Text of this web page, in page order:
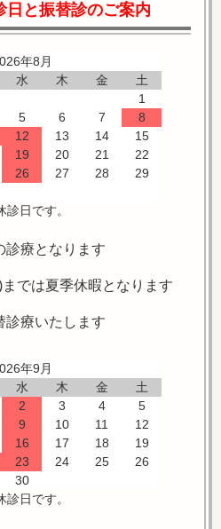
日と振替診のご案内
年8月
水 木 金
土
1
5 6 7
8
12 13 14
15
19 20 21
22
26 27 28
29
診日です。
診療となります
では夏季休暇となります
診療いたします
年9月
水 木 金
土
2 3 4
5
9 10 11
12
16 17 18
19
23 24 25
26
30
診日です。